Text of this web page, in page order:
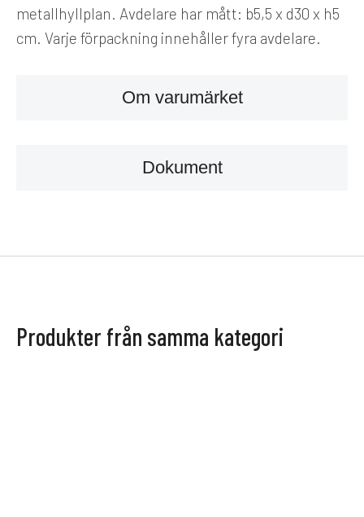
Om varumärket
Dokument
metallhyllplan. Avdelare har mått: b5,5 x d30 x h5
cm. Varje förpackning innehåller fyra avdelare.
Produkter från samma kategori